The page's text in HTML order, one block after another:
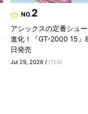
NO.2
アシックスの定番シュ
進化！『GT-2000 15』
日発売
Jul 29, 2026 / ITEM